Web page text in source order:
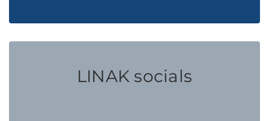
LINAK socials